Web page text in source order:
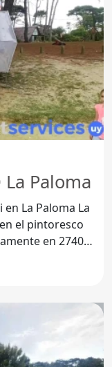
Paloma
La Paloma La
el pintoresco
en 27400